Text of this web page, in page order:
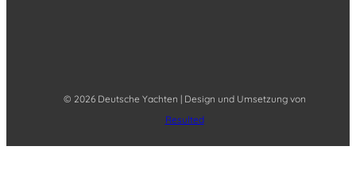
© 2026 Deutsche Yachten | Design und Umsetzung von
Resulted